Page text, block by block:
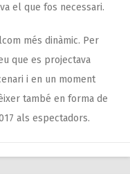
el que fos necessari.
més dinàmic. Per
que es projectava
i en un moment
també en forma de
als espectadors.